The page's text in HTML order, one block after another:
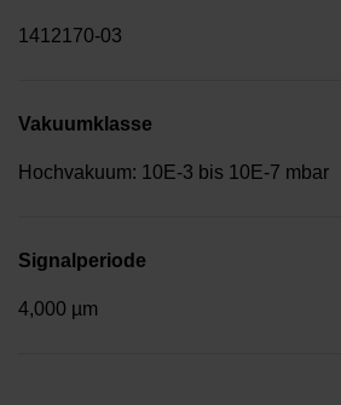
1412170-03
Vakuumklasse
Hochvakuum: 10E-3 bis 10E-7 mbar
Signalperiode
4,000 µm